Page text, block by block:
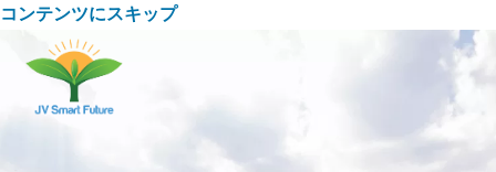
コンテンツにスキップ